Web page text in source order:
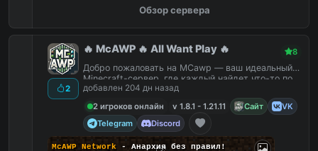
Обзор сервера
2
🔥 McAWP 🔥 All Want Play 🔥 8
Добро пожаловать на MCawp — ваш идеальный
Minecraft-сервер, где каждый найдет что-то по
душе!
добавлен 204 дн назад
2 игроков онлайн
v 1.8.1 - 1.21.11 Сайт
VK
Telegram
Discord
McAWP Network
- Анархия без правил!